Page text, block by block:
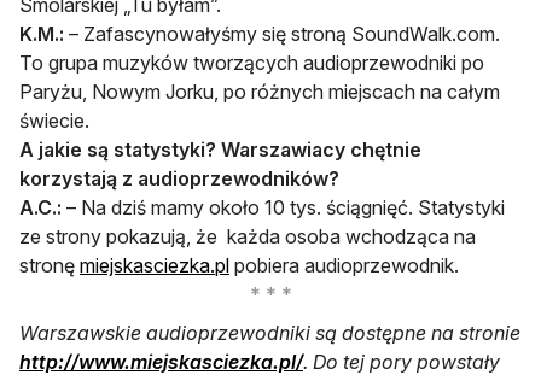
K.M.: – Zafascynowałyśmy się stroną SoundWalk.com.
To grupa muzyków tworzących audioprzewodniki po
Paryżu, Nowym Jorku, po różnych miejscach na całym
świecie.
A jakie są statystyki? Warszawiacy chętnie
korzystają z audioprzewodników?
A.C.: – Na dziś mamy około 10 tys. ściągnięć. Statystyki
ze strony pokazują, że każda osoba wchodząca na
stronę miejskasciezka.pl pobiera audioprzewodnik.
Warszawskie audioprzewodniki są dostępne na stronie
http://www.miejskasciezka.pl/. Do tej pory powstały